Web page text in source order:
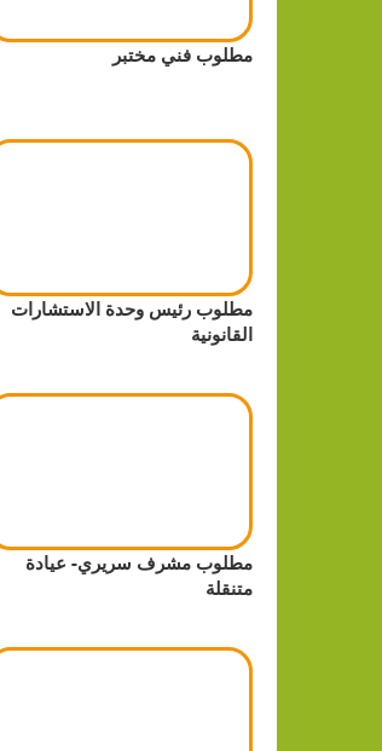
مطلوب فني مختبر
مطلوب رئيس وحدة الاستشارات
القانونية
مطلوب مشرف سريري- عيادة
متنقلة